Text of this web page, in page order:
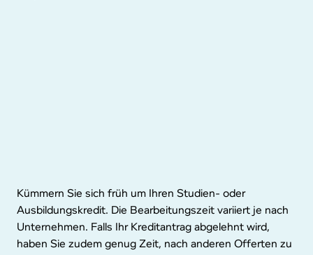
Kümmern Sie sich früh um Ihren Studien- oder
Ausbildungskredit. Die Bearbeitungszeit variiert je nach
Unternehmen. Falls Ihr Kreditantrag abgelehnt wird,
haben Sie zudem genug Zeit, nach anderen Offerten zu